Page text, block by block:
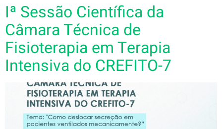
Iª Sessão Científica da
Câmara Técnica de
Fisioterapia em Terapia
Intensiva do CREFITO-7